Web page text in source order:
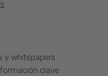
y whitepapers
clave